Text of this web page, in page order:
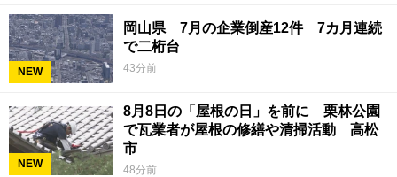
NEW
岡山県 7月の企業倒産12件 7カ月連続
で二桁台
43分前
NEW
8月8日の「屋根の日」を前に 栗林公園
で瓦業者が屋根の修繕や清掃活動 高松
市
48分前